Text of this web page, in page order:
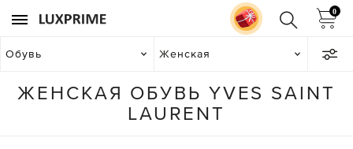
0
Обувь Женская
ЖЕНСКАЯ ОБУВЬ YVES SAINT
LAURENT